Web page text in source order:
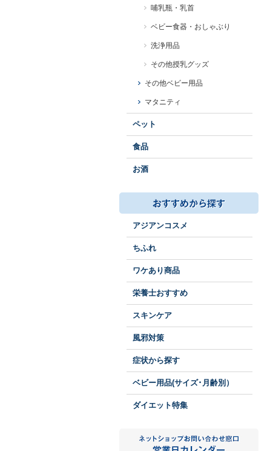
哺乳瓶・乳首
ベビー食器・おしゃぶり
洗浄用品
その他授乳グッズ
その他ベビー用品
マタニティ
ペット
食品
お酒
アジアンコスメ
ちふれ
ワケあり商品
栄養士おすすめ
スキンケア
風邪対策
症状から探す
ベビー用品(サイズ･月齢別）
ダイエット特集